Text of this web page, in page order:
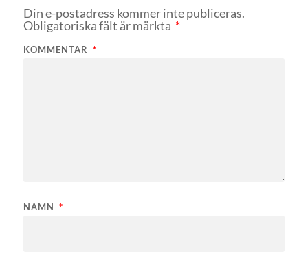
Din e-postadress kommer inte publiceras.
Obligatoriska fält är märkta *
KOMMENTAR *
NAMN *